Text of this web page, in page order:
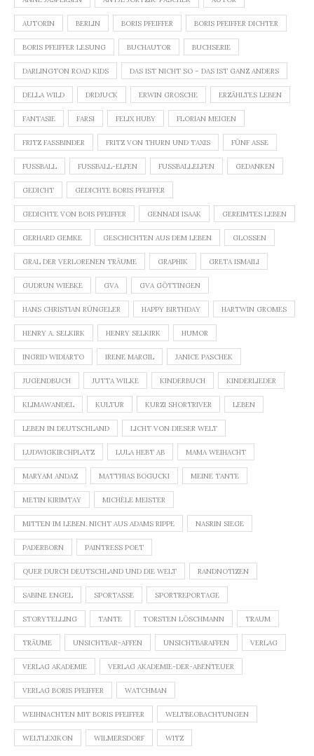
AUTORIN BERLIN BORIS PFEIFFER BORIS PFEIFFER DICHTER
BORIS PFEIFFER LESUNG BUCHAUTOR BUCHSERIE
DARLINGTON ROAD KIDS DAS IST NICHT SO – DAS IST GANZ ANDERS
DELLA WILD DRDJUCK ERWIN GROSCHE ERZÄHLTES LEBEN
FANTASIE FARSI FELIX HUBY FLORIAN MEIGEN
FRITZ FASSBINDER FRITZ VON THURN UND TAXIS FÜNF ASSE
FUSSBALL FUSSBALL-ELFEN FUSSBALLELFEN GEDANKEN
GEDICHT GEDICHTE BORIS PFEIFFER
GEDICHTE VON BOIS PFEIFFER GENNADI ISAAK GEREIMTES LEBEN
GERHARD GEMKE GESCHICHTEN AUS DEM LEBEN GLOSSEN
GRAL DER VERLORENEN TRÄUME GRAPHIK GRETA ISMAILI
GUDRUN WIEBKE GVA GVA GÖTTINGEN
HANS CHRISTIAN RÜNGELER HAPPY BIRTHDAY HARTWIN GROMES
HENRY A. SELKIRK HENRY SELKIRK HUMOR
INGRID WIDIARTO IRENE MARGIL JANICE PASCHEK
JUGENDBUCH JUTTA WILKE KINDERBUCH KINDERLIEDER
KLIMAWANDEL KULTUR KURZI SHORTRIVER LEBEN
LEBEN IN DEUTSCHLAND LICHT VON DIESER WELT
LUDWIGKIRCHPLATZ LULA HEBT AB MAMA WEIHACHT
MARYAM ANDAZ MATTHIAS BOGUCKI MEINE TANTE
METIN KIRIMTAY MICHÈLE MEISTER
MITTEN IM LEBEN. NICHT AUS ADAMS RIPPE NASRIN SIEGE
PADERBORN PAINTRESS POET
QUER DURCH DEUTSCHLAND UND DIE WELT RANDNOTIZEN
SABINE ENGEL SPORTASSE SPORTREPORTAGE
STORYTELLING TANTE TORSTEN LÖSCHMANN TRAUM
TRÄUME UNSICHTBAR-AFFEN UNSICHTBARAFFEN VERLAG
VERLAG AKADEMIE VERLAG AKADEMIE-DER-ABENTEUER
VERLAG BORIS PFEIFFER WATCHMAN
WEIHNACHTEN MIT BORIS PFEIFFER WELTBEOBACHTUNGEN
WELTLEXIKON WILMERSDORF WITZ